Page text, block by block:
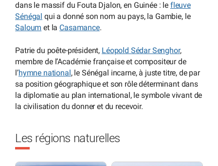
dans le massif du Fouta Djalon, en Guinée : le fleuve
Sénégal qui a donné son nom au pays, la Gambie, le
Saloum et la Casamance.
Patrie du poête-président, Léopold Sédar Senghor,
membre de l’Académie française et compositeur de
l’hymne national, le Sénégal incarne, à juste titre, de par
sa position géographique et son rôle déterminant dans
la diplomatie au plan international, le symbole vivant de
la civilisation du donner et du recevoir.
Les régions naturelles